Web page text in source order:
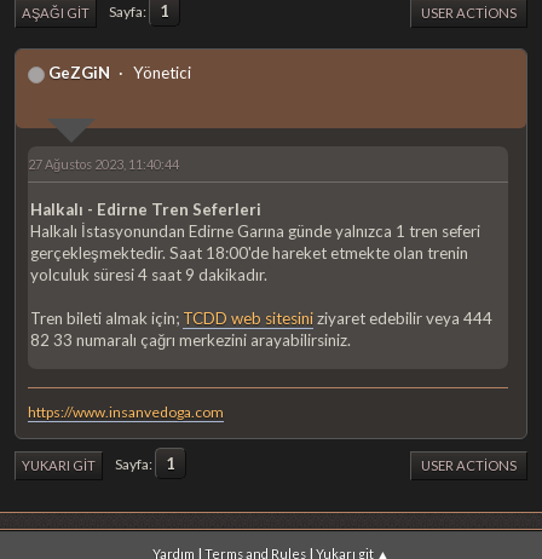
AŞAĞI GIT Sayfa 1 USER ACTIONS
GeZGiN Yönetici
27 Ağustos 2023, 11:40:44
Halkalı - Edirne Tren Seferleri
Halkalı İstasyonundan Edirne Garına günde yalnızca 1 tren seferi
gerçekleşmektedir. Saat 18:00'de hareket etmekte olan trenin
yolculuk süresi 4 saat 9 dakikadır.
Tren bileti almak için; TCDD web sitesiniziyaret edebilir veya 444
82 33 numaralı çağrı merkezini arayabilirsiniz.
https://www.insanvedoga.com
YUKARI GIT Sayfa 1 USER ACTIONS
Yardım | Terms and Rules | Yukarı git ▲